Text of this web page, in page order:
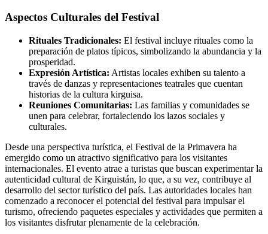
Aspectos Culturales del Festival
Rituales Tradicionales: El festival incluye rituales como la
preparación de platos típicos, simbolizando la abundancia y la
prosperidad.
Expresión Artística: Artistas locales exhiben su talento a
través de danzas y representaciones teatrales que cuentan
historias de la cultura kirguisa.
Reuniones Comunitarias: Las familias y comunidades se
unen para celebrar, fortaleciendo los lazos sociales y
culturales.
Desde una perspectiva turística, el Festival de la Primavera ha
emergido como un atractivo significativo para los visitantes
internacionales. El evento atrae a turistas que buscan experimentar la
autenticidad cultural de Kirguistán, lo que, a su vez, contribuye al
desarrollo del sector turístico del país. Las autoridades locales han
comenzado a reconocer el potencial del festival para impulsar el
turismo, ofreciendo paquetes especiales y actividades que permiten a
los visitantes disfrutar plenamente de la celebración.